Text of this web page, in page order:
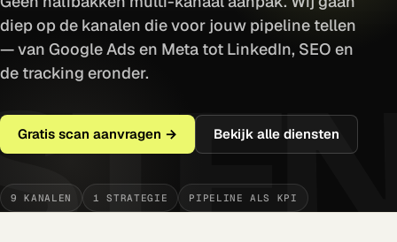
LinkedIn Ads
GROEI & DATA
Klaviyo · HubSpot · e-mail flows
SEO
Rapportage & Tracking
Labs
diep op de kanalen die voor jouw pipeline tellen
— van Google Ads en Meta tot LinkedIn, SEO en
de tracking eronder.
Gratis scan aanvragen → Bekijk alle diensten
9 KANALEN 1 STRATEGIE PIPELINE ALS KPI